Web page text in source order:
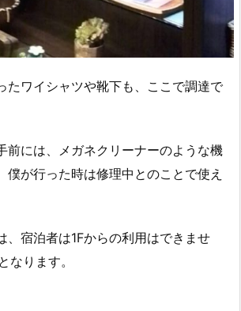
たワイシャツや靴下も、ここで調達で
前には、メガネクリーナーのような機
僕が行った時は修理中とのことで使え
、宿泊者は1Fからの利用はできませ
なります。